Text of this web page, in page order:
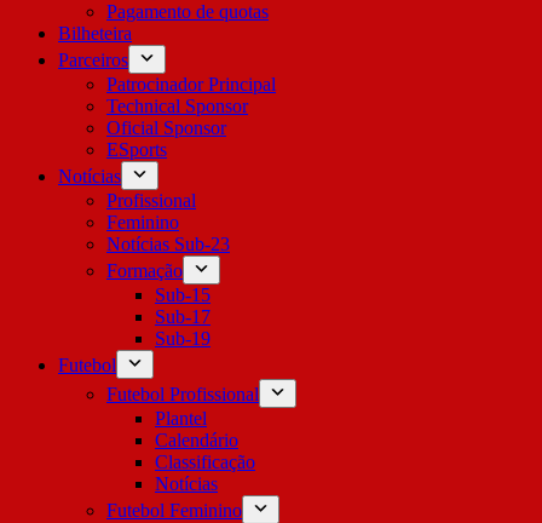
Pagamento de quotas
Bilheteira
Parceiros
Patrocinador Principal
Technical Sponsor
Oficial Sponsor
ESports
Notícias
Profissional
Feminino
Notícias Sub-23
Formação
Sub-15
Sub-17
Sub-19
Futebol
Futebol Profissional
Plantel
Calendário
Classificação
Notícias
Futebol Feminino